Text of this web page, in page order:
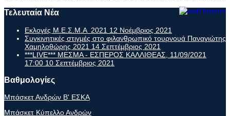
Τελευταία Νέα
Εκλογές Μ.Ε.Σ.Μ.Α 2021 12 Νοέμβριος 2021
Συγκινητικές στιγμές στο φιλανθρωπικό τουρνουά Παναγιώτης
Χαμηλοθώρης 2021 14 Σεπτέμβριος 2021
***LIVE*** ΜΕΣΜΑ - ΕΣΠΕΡΟΣ ΚΑΛΛΙΘΕΑΣ, 11/09/2021
17:00 10 Σεπτέμβριος 2021
Βαθμολογίες
Μπάσκετ Ανδρών Β' ΕΣΚΑ
Μπάσκετ Κύπελλο Ανδρών